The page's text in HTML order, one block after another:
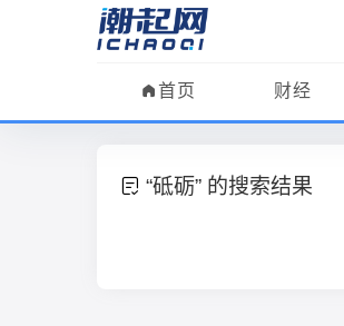
首页 财经
“砥砺” 的搜索结果